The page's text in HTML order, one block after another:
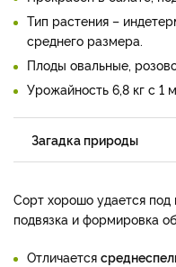
Тип растения –
среднего размера.
Плоды овальные,
Урожайность 6,8 кг с 1
Загадка природы
Сорт хорошо удается под
подвязка и формировка
Отличается